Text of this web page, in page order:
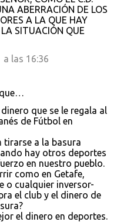
ABERRACIÓN DE LOS
A LA QUE HAY
SITUACIÓN QUE
las 16:36
que se le regala al
de Fútbol en
tirarse a la basura
hay otros deportes
en nuestro pueblo.
como en Getafe,
o cualquier inversor-
el club y el dinero de
el dinero en deportes.